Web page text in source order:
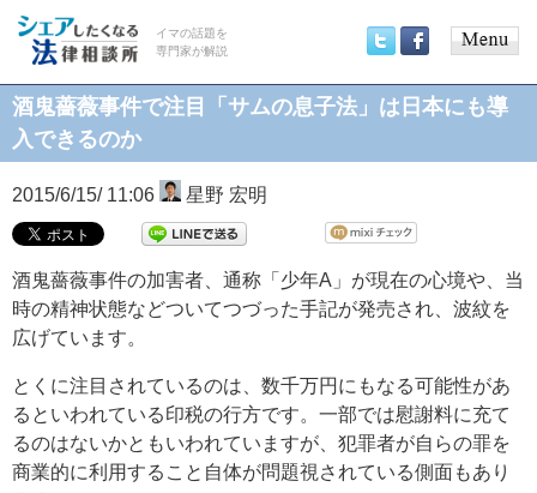
イマの話題を
専門家が解説
menu
酒鬼薔薇事件で注目「サムの息子法」は日本にも導
入できるのか
2015/6/15/ 11:06 星野 宏明
酒鬼薔薇事件の加害者、通称「少年A」が現在の心境や、当
時の精神状態などついてつづった手記が発売され、波紋を
広げています。
とくに注目されているのは、数千万円にもなる可能性があ
るといわれている印税の行方です。一部では慰謝料に充て
るのはないかともいわれていますが、犯罪者が自らの罪を
商業的に利用すること自体が問題視されている側面もあり